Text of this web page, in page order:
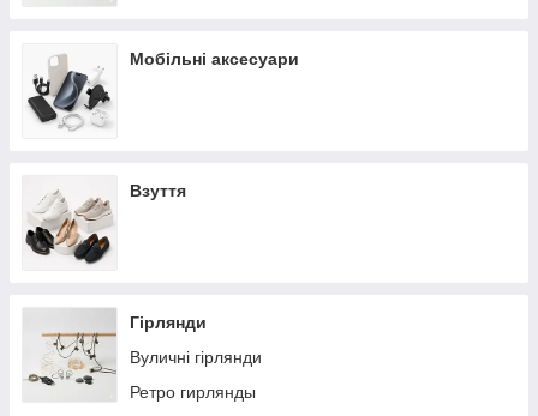
Мобільні аксесуари
Взуття
Гірлянди
Вуличні гірлянди
Ретро гирлянды